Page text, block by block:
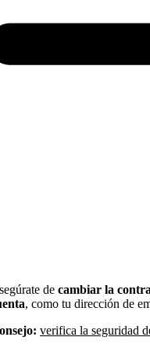
de cambiar la
, como tu dirección de
verifica la seguridad